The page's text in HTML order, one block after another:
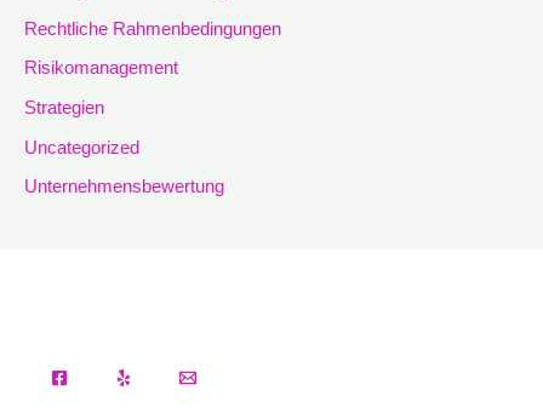
Rechtliche Rahmenbedingungen
Risikomanagement
Strategien
Uncategorized
Unternehmensbewertung